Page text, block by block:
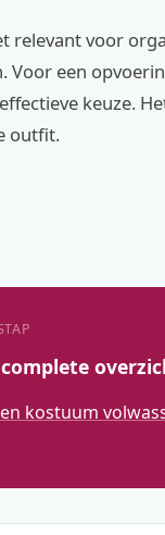
relevant voor
Voor een
keuze.
outfit.
kostuum